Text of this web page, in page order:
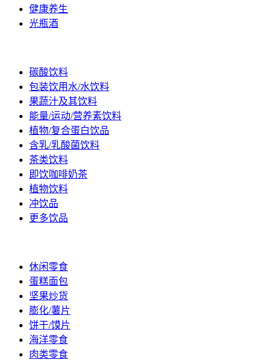
健康养生
光瓶酒
碳酸饮料
包装饮用水/水饮料
果蔬汁及其饮料
能量/运动/营养素饮料
植物/复合蛋白饮品
含乳/乳酸菌饮料
茶类饮料
即饮咖啡奶茶
植物饮料
冲饮品
更多饮品
休闲零食
蛋糕面包
坚果炒货
膨化/薯片
饼干/馍片
海洋零食
肉类零食